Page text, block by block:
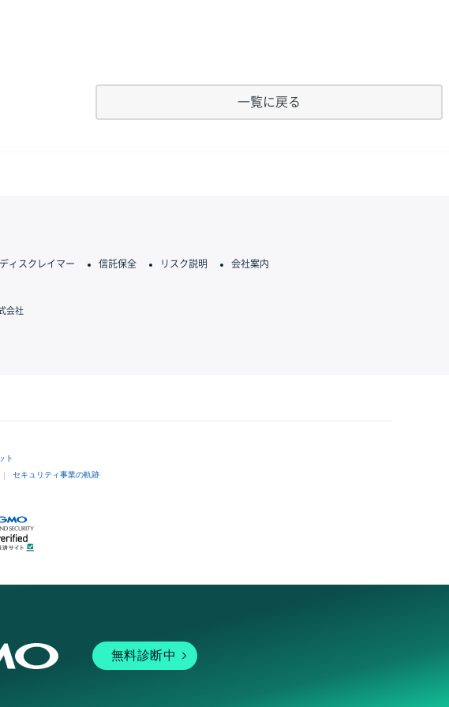
一覧に戻る
ディスクレイマー 信託保全 リスク説明 会社案内
会社
ト
セキュリティ事業の軌跡
無料診断中